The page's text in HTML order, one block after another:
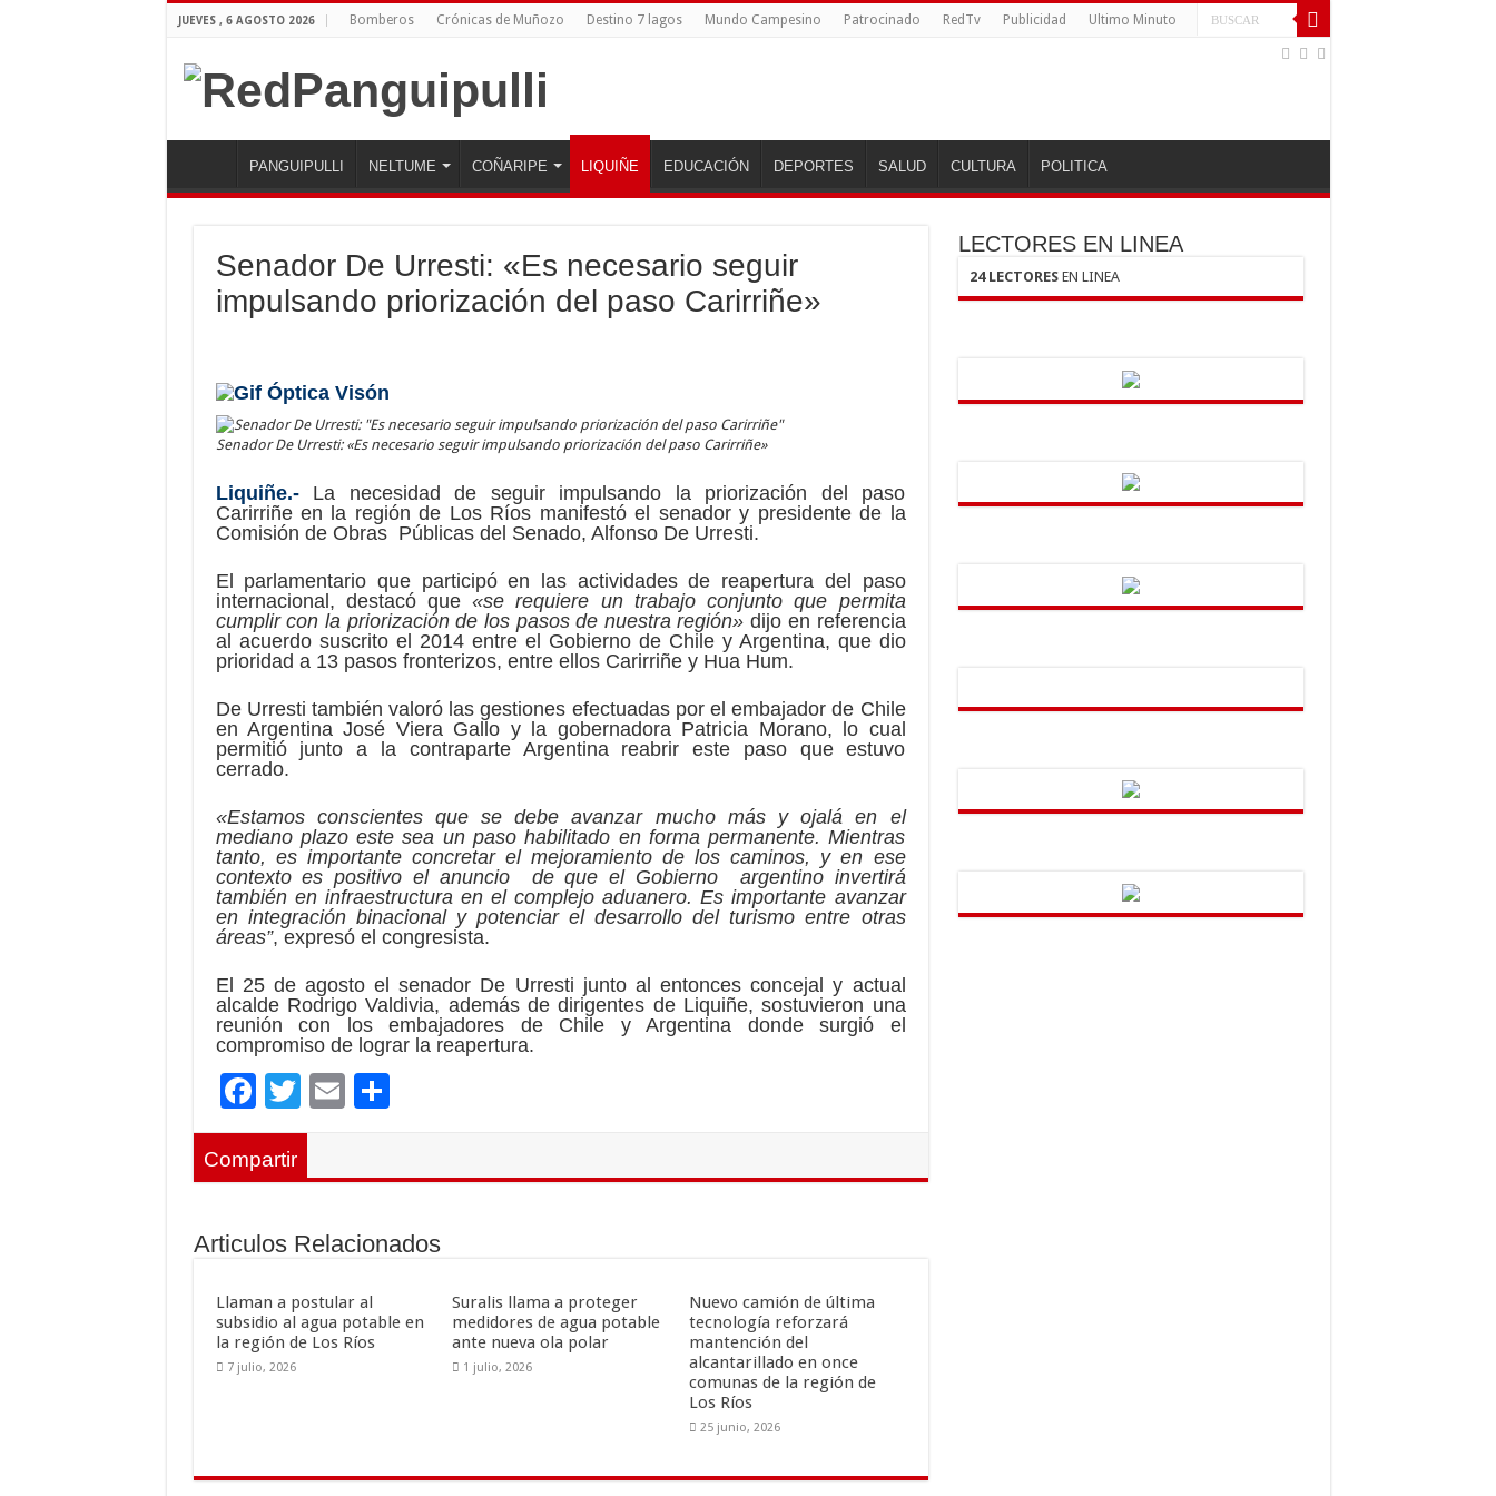
JUEVES , 6 AGOSTO 2026 Bomberos Crónicas de Muñozo Destino 7 lagos Mundo Campesino Patrocinado RedTv Publicidad Ultimo Minuto
PANGUIPULLI NELTUME COÑARIPE LIQUIÑE EDUCACIÓN DEPORTES SALUD CULTURA POLITICA
Senador De Urresti: «Es necesario seguir
impulsando priorización del paso Carirriñe»
Senador De Urresti: «Es necesario seguir impulsando priorización del paso Carirriñe»
Liquiñe.-La necesidad de seguir impulsando la priorización del paso
Carirriñe en la región de Los Ríos manifestó el senador y presidente de la
Comisión de Obras Públicas del Senado, Alfonso De Urresti.
El parlamentario que participó en las actividades de reapertura del paso
internacional, destacó que«se requiere un trabajo conjunto que permita
cumplir con la priorización de los pasos de nuestra región» dijo en referencia
al acuerdo suscrito el 2014 entre el Gobierno de Chile y Argentina, que dio
prioridad a 13 pasos fronterizos, entre ellos Carirriñe y Hua Hum.
De Urresti también valoró las gestiones efectuadas por el embajador de Chile
en Argentina José Viera Gallo y la gobernadora Patricia Morano, lo cual
permitió junto a la contraparte Argentina reabrir este paso que estuvo
cerrado.
«Estamos conscientes que se debe avanzar mucho más y ojalá en el
mediano plazo este sea un paso habilitado en forma permanente. Mientras
tanto, es importante concretar el mejoramiento de los caminos, y en ese
contexto es positivo el anuncio de que el Gobierno argentino invertirá
también en infraestructura en el complejo aduanero. Es importante avanzar
en integración binacional y potenciar el desarrollo del turismo entre otras
áreas”, expresó el congresista.
El 25 de agosto el senador De Urresti junto al entonces concejal y actual
alcalde Rodrigo Valdivia, además de dirigentes de Liquiñe, sostuvieron una
reunión con los embajadores de Chile y Argentina donde surgió el
compromiso de lograr la reapertura.
F
ac
e
o
k
T
wi
E
C
ar
r
Compartir
Articulos Relacionados
Llaman a postular al
subsidio al agua potable en
la región de Los Ríos
7 julio, 2026
Suralis llama a proteger
medidores de agua potable
ante nueva ola polar
1 julio, 2026
Nuevo camión de última
tecnología reforzará
mantención del
alcantarillado en once
comunas de la región de
Los Ríos
25 junio, 2026
LECTORES EN LINEA
24 LECTORESEN LINEA